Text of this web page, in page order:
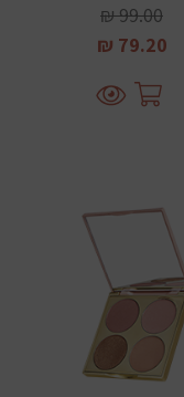
99.00 ₪
79.20 ₪